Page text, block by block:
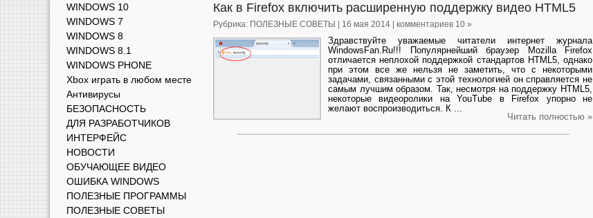
Как в Firefox включить расширенную поддержку видео HTML5
Рубрика: ПОЛЕЗНЫЕ СОВЕТЫ | 16 мая 2014 | комментариев 10 »
Здравствуйте уважаемые читатели интернет журнала
WindоwsFan.Ru!!! Популярнейший браузер Mozilla Firefox
отличается неплохой поддержкой стандартов HTML5, однако
при этом все же нельзя не заметить, что с некоторыми
задачами, связанными с этой технологией он справляется не
самым лучшим образом. Так, несмотря на поддержку HTML5,
некоторые видеоролики на YouTube в Firefox упорно не
желают воспроизводиться. К ...
Читать полностью »
WINDOWS 10
WINDOWS 7
WINDOWS 8
WINDOWS 8.1
WINDOWS PHONE
Xbox играть в любом месте
Антивирусы
БЕЗОПАСНОСТЬ
ДЛЯ РАЗРАБОТЧИКОВ
ИНТЕРФЕЙС
НОВОСТИ
ОБУЧАЮЩЕЕ ВИДЕО
ОШИБКА WINDOWS
ПОЛЕЗНЫЕ ПРОГРАММЫ
ПОЛЕЗНЫЕ СОВЕТЫ